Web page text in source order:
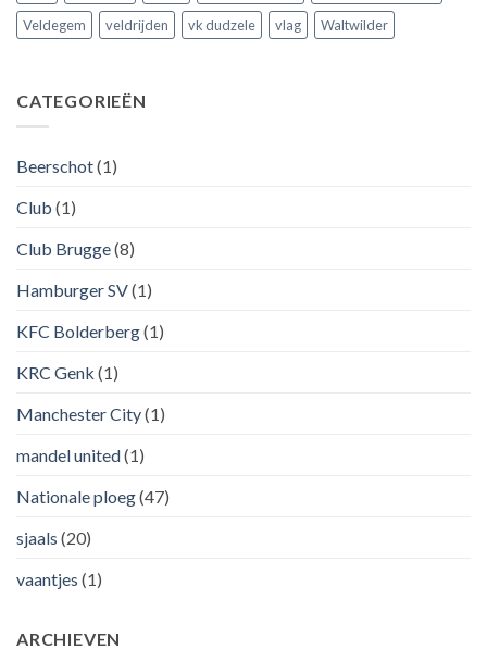
Veldegem
veldrijden vk dudzele vlag Waltwilder
CATEGORIEËN
Beerschot(1)
Club (1)
Club Brugge(8)
Hamburger SV(1)
KFC Bolderberg(1)
KRC Genk (1)
Manchester City(1)
mandel united(1)
Nationale ploeg(47)
sjaals (20)
vaantjes (1)
ARCHIEVEN